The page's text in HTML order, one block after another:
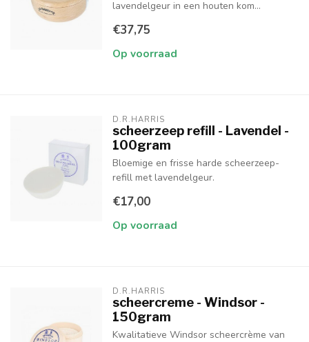
lavendelgeur in een houten kom...
€37,75
Op voorraad
D.R.HARRIS
scheerzeep refill - Lavendel -
100gram
Bloemige en frisse harde scheerzeep-
refill met lavendelgeur.
€17,00
Op voorraad
D.R.HARRIS
scheercreme - Windsor -
150gram
Kwalitatieve Windsor scheercrème van